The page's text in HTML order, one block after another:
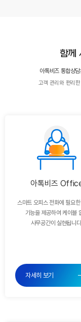
함께
아톡비즈 통합상
고객 관리와 편리
아톡비즈
스마트 오피스 전화에 필요한
기능을 제공하여케이블
사무공간이 실현됩니
자세히 보기